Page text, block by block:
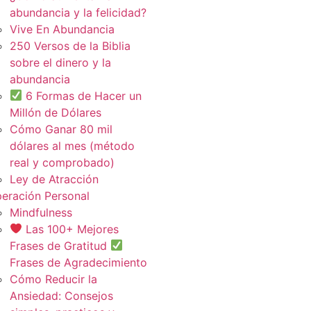
abundancia y la felicidad?
Vive En Abundancia
250 Versos de la Biblia
sobre el dinero y la
abundancia
6 Formas de Hacer un
Millón de Dólares
Cómo Ganar 80 mil
dólares al mes (método
real y comprobado)
Ley de Atracción
Personal
Mindfulness
Las 100+ Mejores
Frases de Gratitud
Frases de Agradecimiento
Cómo Reducir la
Ansiedad: Consejos